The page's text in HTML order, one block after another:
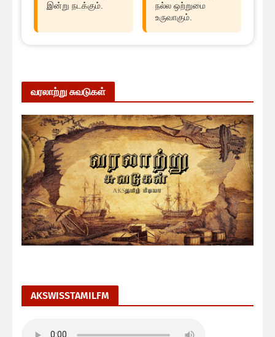
இன்று நடக்கும்.
நல்ல ஒற்றுமை
உருவாகும்.
வரலாற்று சுவடுகள்
AKSWISSTAMILFM